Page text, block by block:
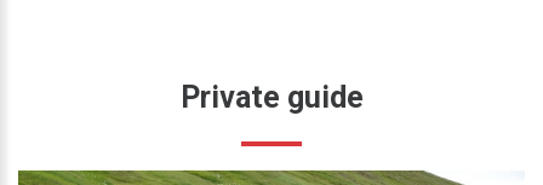
Private guide